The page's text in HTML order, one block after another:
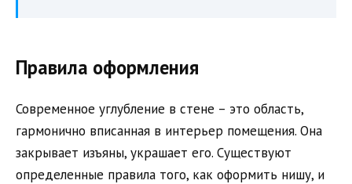
Правила оформления
Современное углубление в стене – это область,
гармонично вписанная в интерьер помещения. Она
закрывает изъяны, украшает его. Существуют
определенные правила того, как оформить нишу, и